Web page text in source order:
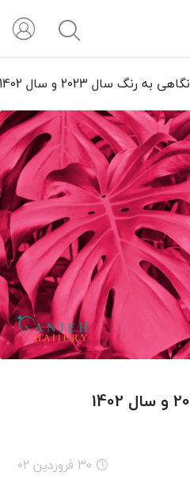
نگاهی به رنگ سال 2023 و سال 1402
30 فروردین 02